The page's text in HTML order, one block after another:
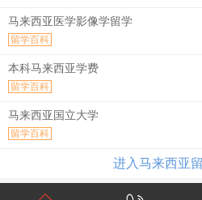
马来西亚医学影像学留学
留学百科
本科马来西亚学费
留学百科
马来西亚国立大学
留学百科
进入马来西亚